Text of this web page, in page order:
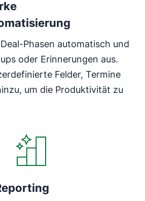
Phasen automatisch und
oder Erinnerungen aus.
Felder, Termine
um die Produktivität zu